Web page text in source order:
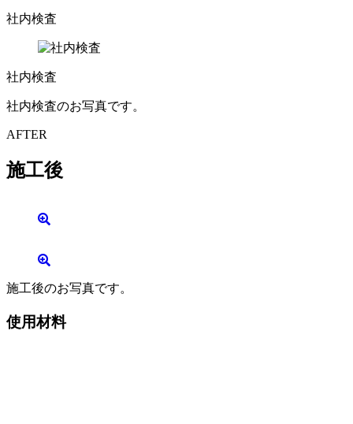
社内検査
社内検査
社内検査のお写真です。
AFTER
施工後
施工後のお写真です。
使用材料